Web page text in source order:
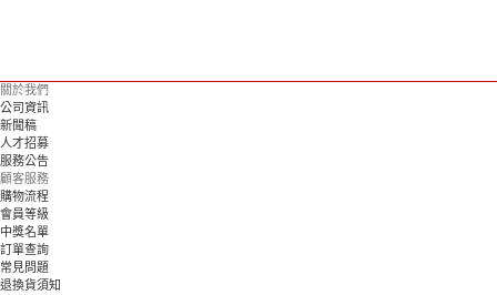
關於我們
公司資訊
新聞稿
人才招募
服務公告
顧客服務
購物流程
會員等級
中獎名單
訂單查詢
常見問題
退換貨須知